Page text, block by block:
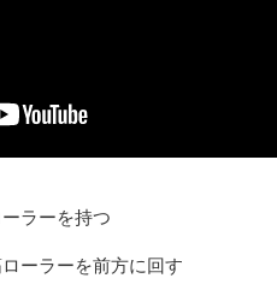
ラーを持つ
ーラーを前方に回す